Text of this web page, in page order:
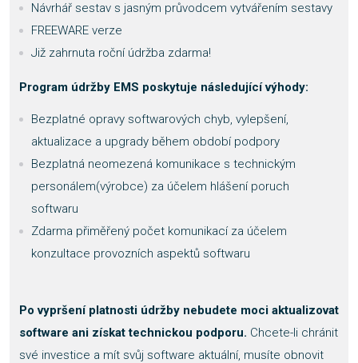
Návrhář sestav s jasným průvodcem vytvářením sestavy
FREEWARE verze
Již zahrnuta roční údržba zdarma!
Program údržby EMS poskytuje následující výhody:
Bezplatné opravy softwarových chyb, vylepšení,
aktualizace a upgrady během období podpory
Bezplatná neomezená komunikace s technickým
personálem(výrobce) za účelem hlášení poruch
softwaru
Zdarma přiměřený počet komunikací za účelem
konzultace provozních aspektů softwaru
Po vypršení platnosti údržby nebudete moci aktualizovat
software ani získat technickou podporu. Chcete-li chránit
své investice a mít svůj software aktuální, musíte obnovit